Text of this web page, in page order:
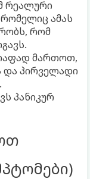
რეალური
ამას
რომ
მართოთ,
და პირველადი
პანიკურ